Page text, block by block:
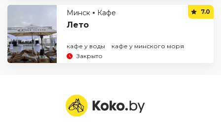
По рейтингуМинск Кафе
Лето
7.0
кафе у воды
кафе у минского моря
Закрыто